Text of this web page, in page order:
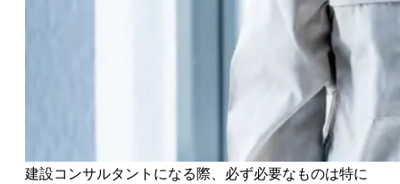
建設コンサルタントになる際、必ず必要なものは特に